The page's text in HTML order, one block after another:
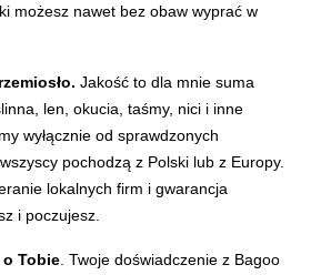
możesz nawet bez obaw wyprać w
Jakość to dla mnie suma
len, okucia, taśmy, nici i inne
wyłącznie od sprawdzonych
pochodzą z Polski lub z Europy.
lokalnych firm i gwarancja
i poczujesz.
Tobie . Twoje doświadczenie z Bagoo